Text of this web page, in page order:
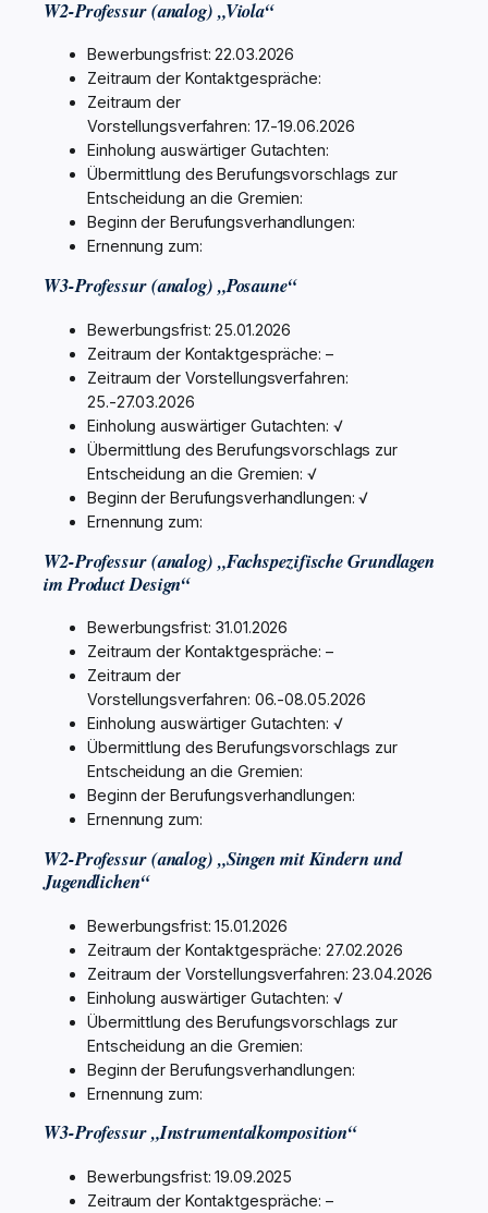
W2-Professur (analog) „Viola“
Bewerbungsfrist: 22.03.2026
Zeitraum der Kontaktgespräche:
Zeitraum der
Vorstellungsverfahren: 17.-19.06.2026
Einholung auswärtiger Gutachten:
Übermittlung des Berufungsvorschlags zur
Entscheidung an die Gremien:
Beginn der Berufungsverhandlungen:
Ernennung zum:
W3-Professur (analog) „Posaune“
Bewerbungsfrist: 25.01.2026
Zeitraum der Kontaktgespräche: –
Zeitraum der Vorstellungsverfahren:
25.-27.03.2026
Einholung auswärtiger Gutachten: √
Übermittlung des Berufungsvorschlags zur
Entscheidung an die Gremien: √
Beginn der Berufungsverhandlungen: √
Ernennung zum:
W2-Professur (analog) „Fachspezifische Grundlagen
im Product Design“
Bewerbungsfrist: 31.01.2026
Zeitraum der Kontaktgespräche: –
Zeitraum der
Vorstellungsverfahren: 06.-08.05.2026
Einholung auswärtiger Gutachten: √
Übermittlung des Berufungsvorschlags zur
Entscheidung an die Gremien:
Beginn der Berufungsverhandlungen:
Ernennung zum:
W2-Professur (analog) „Singen mit Kindern und
Jugendlichen“
Bewerbungsfrist: 15.01.2026
Zeitraum der Kontaktgespräche: 27.02.2026
Zeitraum der Vorstellungsverfahren: 23.04.2026
Einholung auswärtiger Gutachten: √
Übermittlung des Berufungsvorschlags zur
Entscheidung an die Gremien:
Beginn der Berufungsverhandlungen:
Ernennung zum:
W3-Professur „Instrumentalkomposition“
Bewerbungsfrist: 19.09.2025
Zeitraum der Kontaktgespräche: –